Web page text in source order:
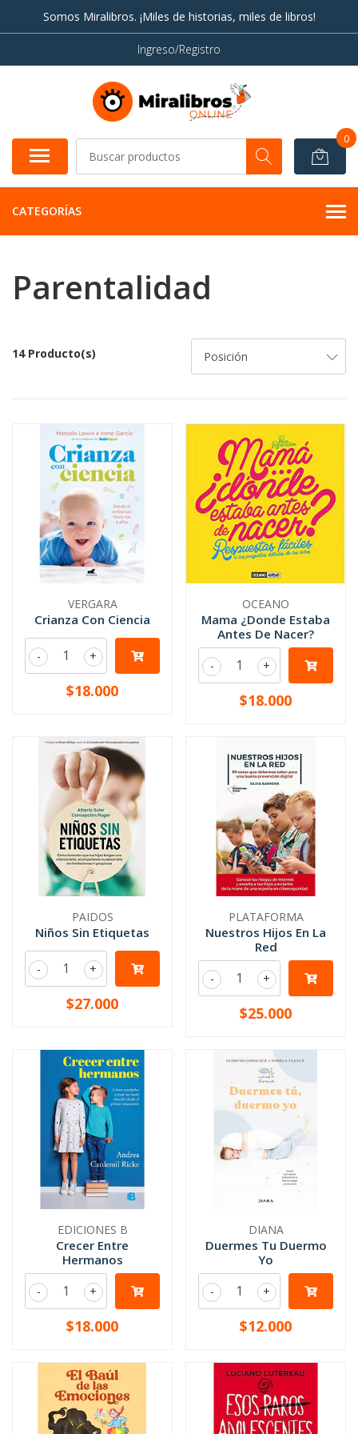
Somos Miralibros. ¡Miles de historias, miles de libros!
Ingreso/Registro
0
CATEGORÍAS
Parentalidad
14 Producto(s)
VERGARA
Crianza Con Ciencia
+
-
$18.000
OCEANO
Mama ¿Donde Estaba
Antes De Nacer?
+
-
$18.000
PAIDOS
Niños Sin Etiquetas
+
-
$27.000
PLATAFORMA
Nuestros Hijos En La
Red
+
-
$25.000
EDICIONES B
Crecer Entre
Hermanos
+
-
$18.000
DIANA
Duermes Tu Duermo
Yo
+
-
$12.000